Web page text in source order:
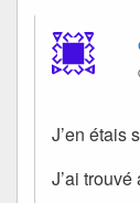
J’en étais
J’ai trouvé